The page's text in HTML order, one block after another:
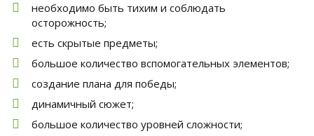
необходимо быть тихим и соблюдать
осторожность;
есть скрытые предметы;
большое количество вспомогательных элементов;
создание плана для победы;
динамичный сюжет;
большое количество уровней сложности;